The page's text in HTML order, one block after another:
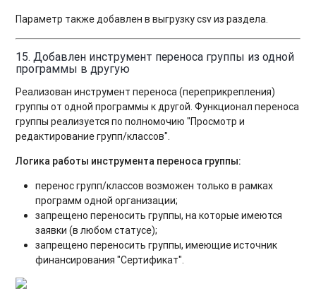
Параметр также добавлен в выгрузку csv из раздела.
15. Добавлен инструмент переноса группы из одной
программы в другую
Реализован инструмент переноса (переприкрепления)
группы от одной программы к другой. Функционал переноса
группы реализуется по полномочию "Просмотр и
редактирование групп/классов".
Логика работы инструмента переноса группы:
перенос групп/классов возможен только в рамках
программ одной организации;
запрещено переносить группы, на которые имеются
заявки (в любом статусе);
запрещено переносить группы, имеющие источник
финансирования "Сертификат".